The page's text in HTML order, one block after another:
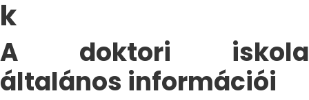
k
A doktori iskola
általános információi